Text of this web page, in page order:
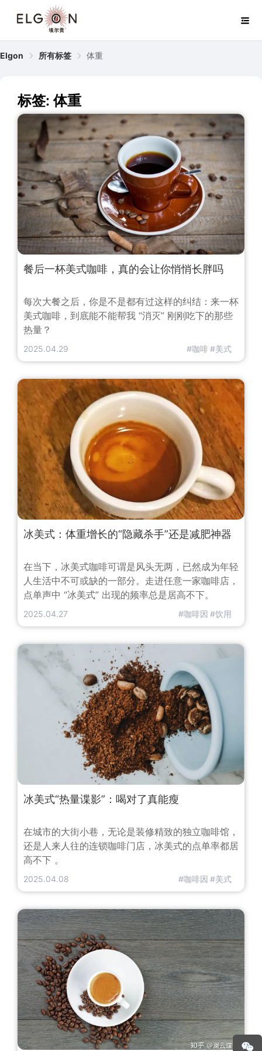
Elgon 所有标签 体重
标签: 体重
餐后一杯美式咖啡，真的会让你悄悄长胖吗
每次大餐之后，你是不是都有过这样的纠结：来一杯
美式咖啡，到底能不能帮我 “消灭” 刚刚吃下的那些
热量？
2025.04.29 #咖啡#美式
冰美式：体重增长的“隐藏杀手”还是减肥神器
在当下，冰美式咖啡可谓是风头无两，已然成为年轻
人生活中不可或缺的一部分。走进任意一家咖啡店，
点单声中 “冰美式” 出现的频率总是居高不下。
2025.04.27 #咖啡因 #饮用
冰美式“热量谍影”：喝对了真能瘦
在城市的大街小巷，无论是装修精致的独立咖啡馆，
还是人来人往的连锁咖啡门店，冰美式的点单率都居
高不下 。
2025.04.08 #咖啡因 #美式